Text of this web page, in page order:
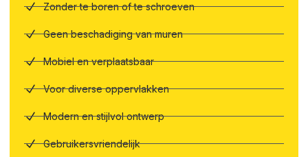
Zonder te boren of te schroeven
Geen beschadiging van muren
Mobiel en verplaatsbaar
Voor diverse oppervlakken
Modern en stijlvol ontwerp
Gebruikersvriendelijk